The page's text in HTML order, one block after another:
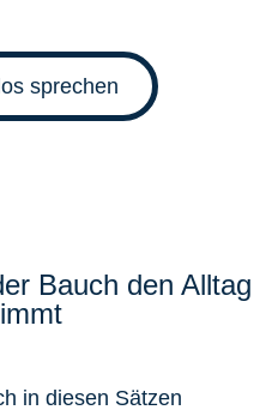
sprechen
Bauch den Alltag
in diesen Sätzen